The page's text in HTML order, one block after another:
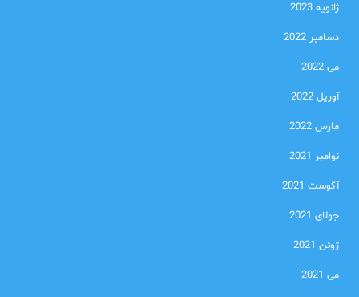
ژانویه 2023
دسامبر 2022
می 2022
آوریل 2022
مارس 2022
نوامبر 2021
آگوست 2021
جولای 2021
ژوئن 2021
می 2021